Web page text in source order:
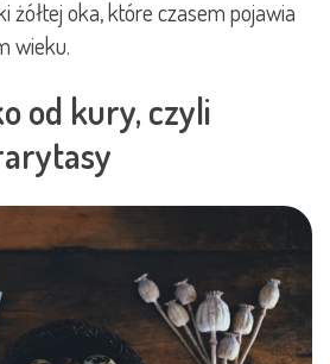
żółtej oka, które czasem pojawia
wieku.
od kury, czyli